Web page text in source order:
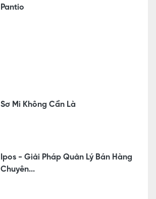
Pantio
Sơ Mi Không Cần Là
Ipos - Giải Pháp Quản Lý Bán Hàng
Chuyên...